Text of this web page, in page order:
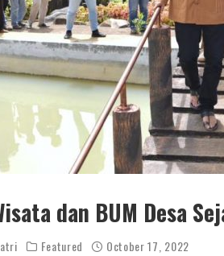
dan BUM Desa
Featured October 17, 2022